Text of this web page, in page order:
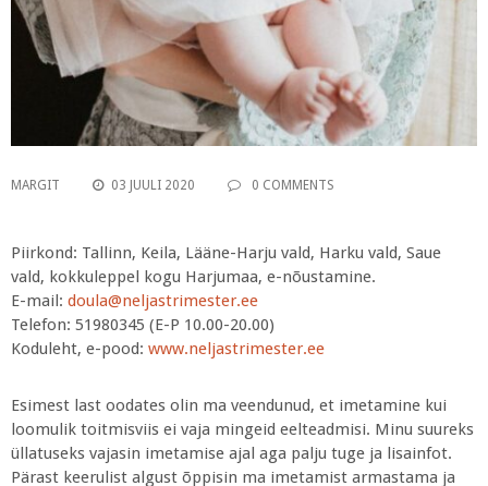
MARGIT 03 JUULI 2020 0 COMMENTS
Piirkond: Tallinn, Keila, Lääne-Harju vald, Harku vald, Saue
vald, kokkuleppel kogu Harjumaa, e-nõustamine.
E-mail: doula@neljastrimester.ee
Telefon: 51980345 (E-P 10.00-20.00)
Koduleht, e-pood: www.neljastrimester.ee
Esimest last oodates olin ma veendunud, et imetamine kui
loomulik toitmisviis ei vaja mingeid eelteadmisi. Minu suureks
üllatuseks vajasin imetamise ajal aga palju tuge ja lisainfot.
Pärast keerulist algust õppisin ma imetamist armastama ja